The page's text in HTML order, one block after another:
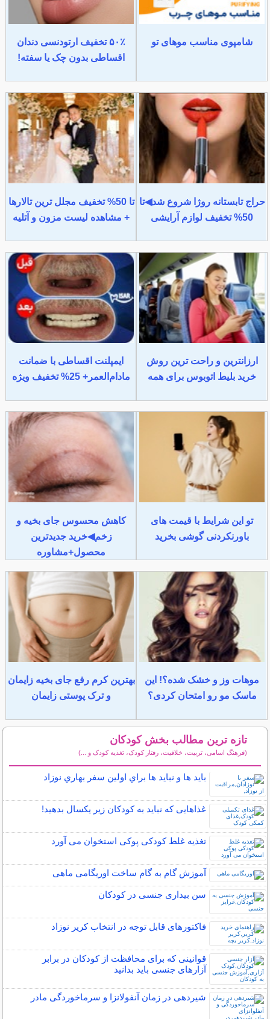
شامپوی مناسب موهای تو
۵۰٪ تخفیف ارتودنسی دندان
اقساطی بدون چک یا سفته!
حراج تابستانه روژا شروع شد◀تا
50% تخفیف لوازم آرایشی
تا 50% تخفیف مجلل ترین تالارها
+ مشاهده لیست مزون و آتلیه
ارزانترین و راحت ترین روش
خرید بلیط اتوبوس برای همه
ایمپلنت اقساطی با ضمانت
مادام‌العمر+ 25% تخفیف ویژه
تو این شرایط با قیمت های
باورنکردنی گوشی بخرید
کاهش محسوس جای بخیه و
زخم◀خرید جدیدترین
محصول+مشاوره
موهات وز و خشک شده؟! این
ماسک مو رو امتحان کردی؟
بهترین کرم رفع جای بخیه زایمان
و ترک پوستی زایمان
تازه ترین مطالب بخش کودکان
(فرهنگ اسامی، تربیت، خلاقیت، رفتار کودک، تغذیه کودک و ...)
بايد ها و نبايد ها براي اولين سفر بهاري نوزاد
غذاهایی که نباید به کودکان زیر یکسال بدهید!
تغذیه غلط کودکی پوکی استخوان می آورد
آموزش گام به گام ساخت اوریگامی ماهی
سن بیداری جنسی در کودکان
فاکتورهای قابل توجه در انتخاب کریر نوزاد
قوانینی که برای محافظت از کودکان در برابر
آزارهای جنسی باید بدانید
شیردهی در زمان آنفولانزا و سرماخوردگی مادر